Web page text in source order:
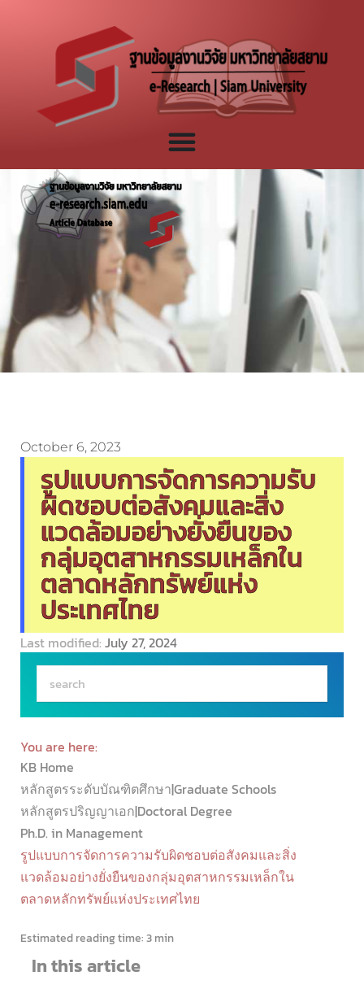
October 6, 2023
รูปแบบการจัดการความรับ
ผิดชอบต่อสังคมและสิ่ง
แวดล้อมอย่างยั่งยืนของ
กลุ่มอุตสาหกรรมเหล็กใน
ตลาดหลักทรัพย์แห่ง
ประเทศไทย
Last modified: July 27, 2024
You are here:
KB Home
หลักสูตรระดับบัณฑิตศึกษา|Graduate Schools
หลักสูตรปริญญาเอก|Doctoral Degree
Ph.D. in Management
รูปแบบการจัดการความรับผิดชอบต่อสังคมและสิ่ง
แวดล้อมอย่างยั่งยืนของกลุ่มอุตสาหกรรมเหล็กใน
ตลาดหลักทรัพย์แห่งประเทศไทย
Estimated reading time:3 min
In this article